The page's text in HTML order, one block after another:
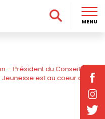
– Président du Conseil
est au coeur de
MENU